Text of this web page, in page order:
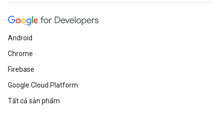
Android
Chrome
Firebase
Google Cloud Platform
Tất cả sản phẩm